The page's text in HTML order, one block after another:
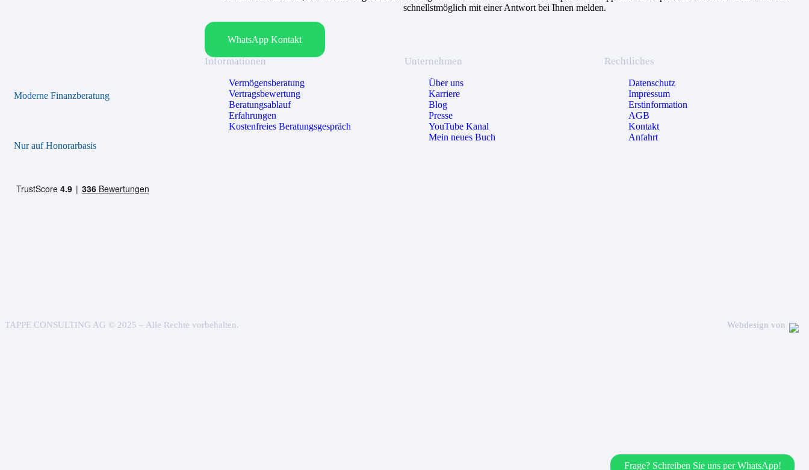
Moderne Finanzberatung
Nur auf Honorarbasis
schnellstmöglich mit einer Antwort bei Ihnen melden.
WhatsApp Kontakt
Informationen
Vermögensberatung
Vertragsbewertung
Beratungsablauf
Erfahrungen
Kostenfreies Beratungsgespräch
Unternehmen
Über uns
Karriere
Blog
Presse
YouTube Kanal
Mein neues Buch
Rechtliches
Datenschutz
Impressum
Erstinformation
AGB
Kontakt
Anfahrt
TAPPE CONSULTING AG © 2025 – Alle Rechte vorbehalten. Webdesign von
Frage? Schreiben Sie uns per WhatsApp!